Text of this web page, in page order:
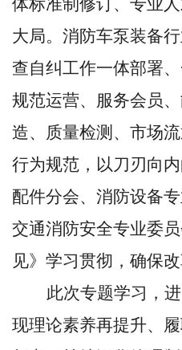
体标准制修订、专业
大局。消防车泵装备
查自纠工作一体部署
规范运营、服务会员
造、质量检测、市场
行为规范，以刀刃向
配件分会、消防设备
交通消防安全专业委
见》学习贯彻，确保
此次专题学习，
现理论素养再提升、